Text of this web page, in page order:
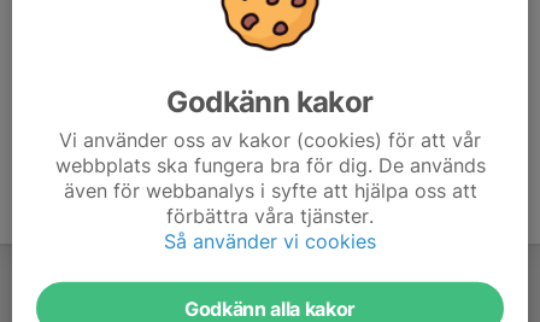
Godkänn kakor
Vi använder oss av kakor (cookies) för att vår
webbplats ska fungera bra för dig. De används
även för webbanalys i syfte att hjälpa oss att
förbättra våra tjänster.
Så använder vi cookies
Godkänn alla kakor